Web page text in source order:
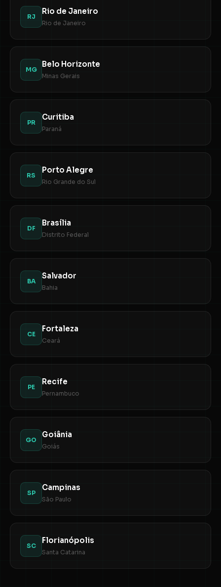
RJ
Rio de Janeiro
Rio de Janeiro
MG
Belo Horizonte
Minas Gerais
PR
Curitiba
Paraná
RS
Porto Alegre
Rio Grande do Sul
DF
Brasília
Distrito Federal
BA
Salvador
Bahia
CE
Fortaleza
Ceará
PE
Recife
Pernambuco
GO
Goiânia
Goiás
SP
Campinas
São Paulo
SC
Florianópolis
Santa Catarina